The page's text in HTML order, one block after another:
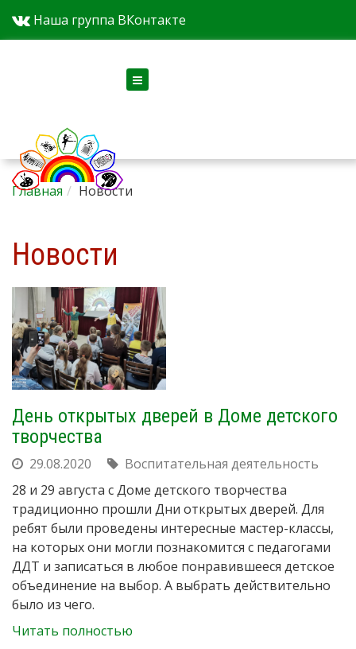
Наша группа ВКонтакте
Главная Новости
Новости
День открытых дверей в Доме детского
творчества
29.08.2020
Воспитательная деятельность
28 и 29 августа с Доме детского творчества
традиционно прошли Дни открытых дверей. Для
ребят были проведены интересные мастер-классы,
на которых они могли познакомится с педагогами
ДДТ и записаться в любое понравившееся детское
объединение на выбор. А выбрать действительно
было из чего.
Читать полностью